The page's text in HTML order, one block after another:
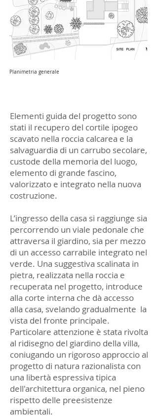
Planimetria generale
Elementi guida del progetto sono
stati il recupero del cortile ipogeo
scavato nella roccia calcarea e la
salvaguardia di un carrubo secolare,
custode della memoria del luogo,
elemento di grande fascino,
valorizzato e integrato nella nuova
costruzione.
L’ingresso della casa si raggiunge sia
percorrendo un viale pedonale che
attraversa il giardino, sia per mezzo
di un accesso carrabile integrato nel
verde. Una suggestiva scalinata in
pietra, realizzata nella roccia e
recuperata nel progetto, introduce
alla corte interna che dà accesso
alla casa, svelando gradualmente la
vista del fronte principale.
Particolare attenzione è stata rivolta
al ridisegno del giardino della villa,
coniugando un rigoroso approccio al
progetto di natura razionalista con
una libertà espressiva tipica
dell'architettura organica, nel pieno
rispetto delle preesistenze
ambientali.